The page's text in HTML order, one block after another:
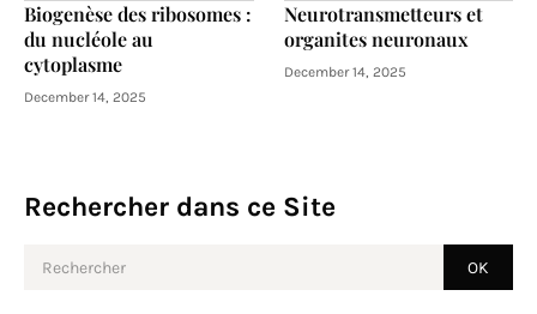
Biogenèse des ribosomes :
du nucléole au
cytoplasme
December 14, 2025
Neurotransmetteurs et
organites neuronaux
December 14, 2025
Rechercher dans ce Site